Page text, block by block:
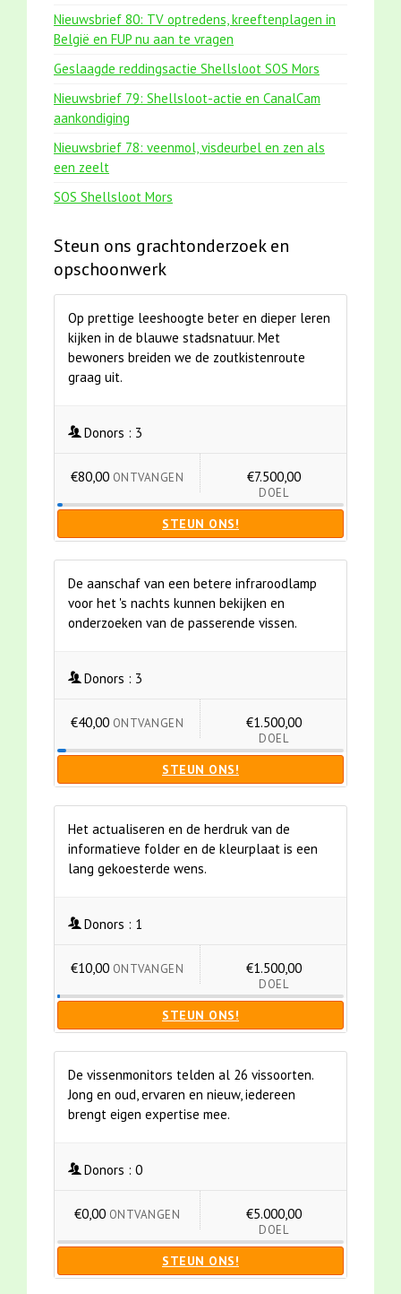
Nieuwsbrief 80: TV optredens, kreeftenplagen in
België en FUP nu aan te vragen
Geslaagde reddingsactie Shellsloot SOS Mors
Nieuwsbrief 79: Shellsloot-actie en CanalCam
aankondiging
Nieuwsbrief 78: veenmol, visdeurbel en zen als
een zeelt
SOS Shellsloot Mors
Steun ons grachtonderzoek en
opschoonwerk
Op prettige leeshoogte beter en dieper leren
kijken in de blauwe stadsnatuur. Met
bewoners breiden we de zoutkistenroute
graag uit.
Donors : 3
€80,00 ONTVANGEN €7.500,00
DOEL
STEUN ONS!
De aanschaf van een betere infraroodlamp
voor het 's nachts kunnen bekijken en
onderzoeken van de passerende vissen.
Donors : 3
€40,00 ONTVANGEN €1.500,00
DOEL
STEUN ONS!
Het actualiseren en de herdruk van de
informatieve folder en de kleurplaat is een
lang gekoesterde wens.
Donors : 1
€10,00 ONTVANGEN €1.500,00
DOEL
STEUN ONS!
De vissenmonitors telden al 26 vissoorten.
Jong en oud, ervaren en nieuw, iedereen
brengt eigen expertise mee.
Donors : 0
€0,00 ONTVANGEN €5.000,00
DOEL
STEUN ONS!